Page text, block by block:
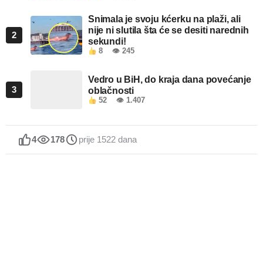
2
Snimala je svoju kćerku na plaži, ali
nije ni slutila šta će se desiti narednih
sekundi!
8 👁 245
3
Vedro u BiH, do kraja dana povećanje
oblačnosti
52 👁 1.407
4 178 prije 1522 dana